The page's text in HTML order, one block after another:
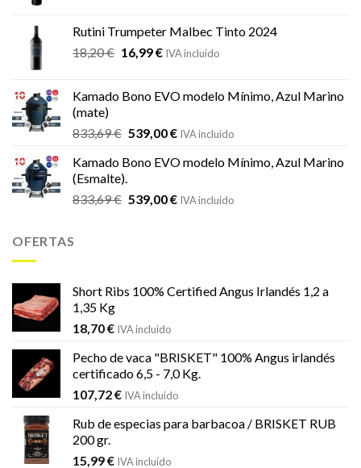
era:
21,66 €.
es:
19,19 €.
Rutini Trumpeter Malbec Tinto 2024
18,20€ El
era:
16,99€El
es:
IVA incluido
Kamado Bono EVO modelo Mínimo, Azul Marino
(mate)
833,69€ El
original
era:
833,69 €.
539,00€El
actual
539,00 €.
IVA incluido
Kamado Bono EVO modelo Mínimo, Azul Marino
(Esmalte).
833,69€ El
539,00€ElIVA incluido
OFERTAS
Short Ribs 100% Certified Angus Irlandés 1,2 a
1,35 Kg
18,70€ IVA incluido
Pecho de vaca "BRISKET" 100% Angus irlandés
certificado 6,5 - 7,0 Kg.
107,72€ IVA incluido
Rub de especias para barbacoa / BRISKET RUB
200 gr.
15,99€ IVA incluido